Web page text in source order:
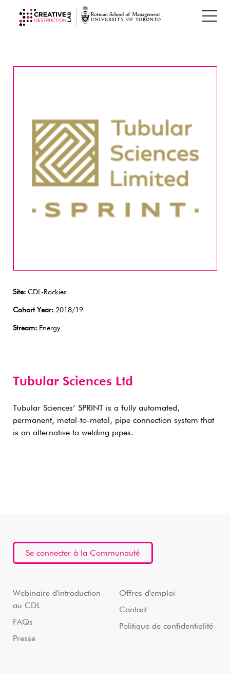
Site: CDL-Rockies
Cohort Year: 2018/19
Stream: Energy
Tubular Sciences Ltd
Tubular Sciences’ SPRINT is a fully automated,
permanent, metal-to-metal, pipe connection system that
is an alternative to welding pipes.
Se connecter à la Communauté
Webinaire d'introduction
au CDL
FAQs
Presse
Offres d'emploi
Contact
Politique de confidentialité